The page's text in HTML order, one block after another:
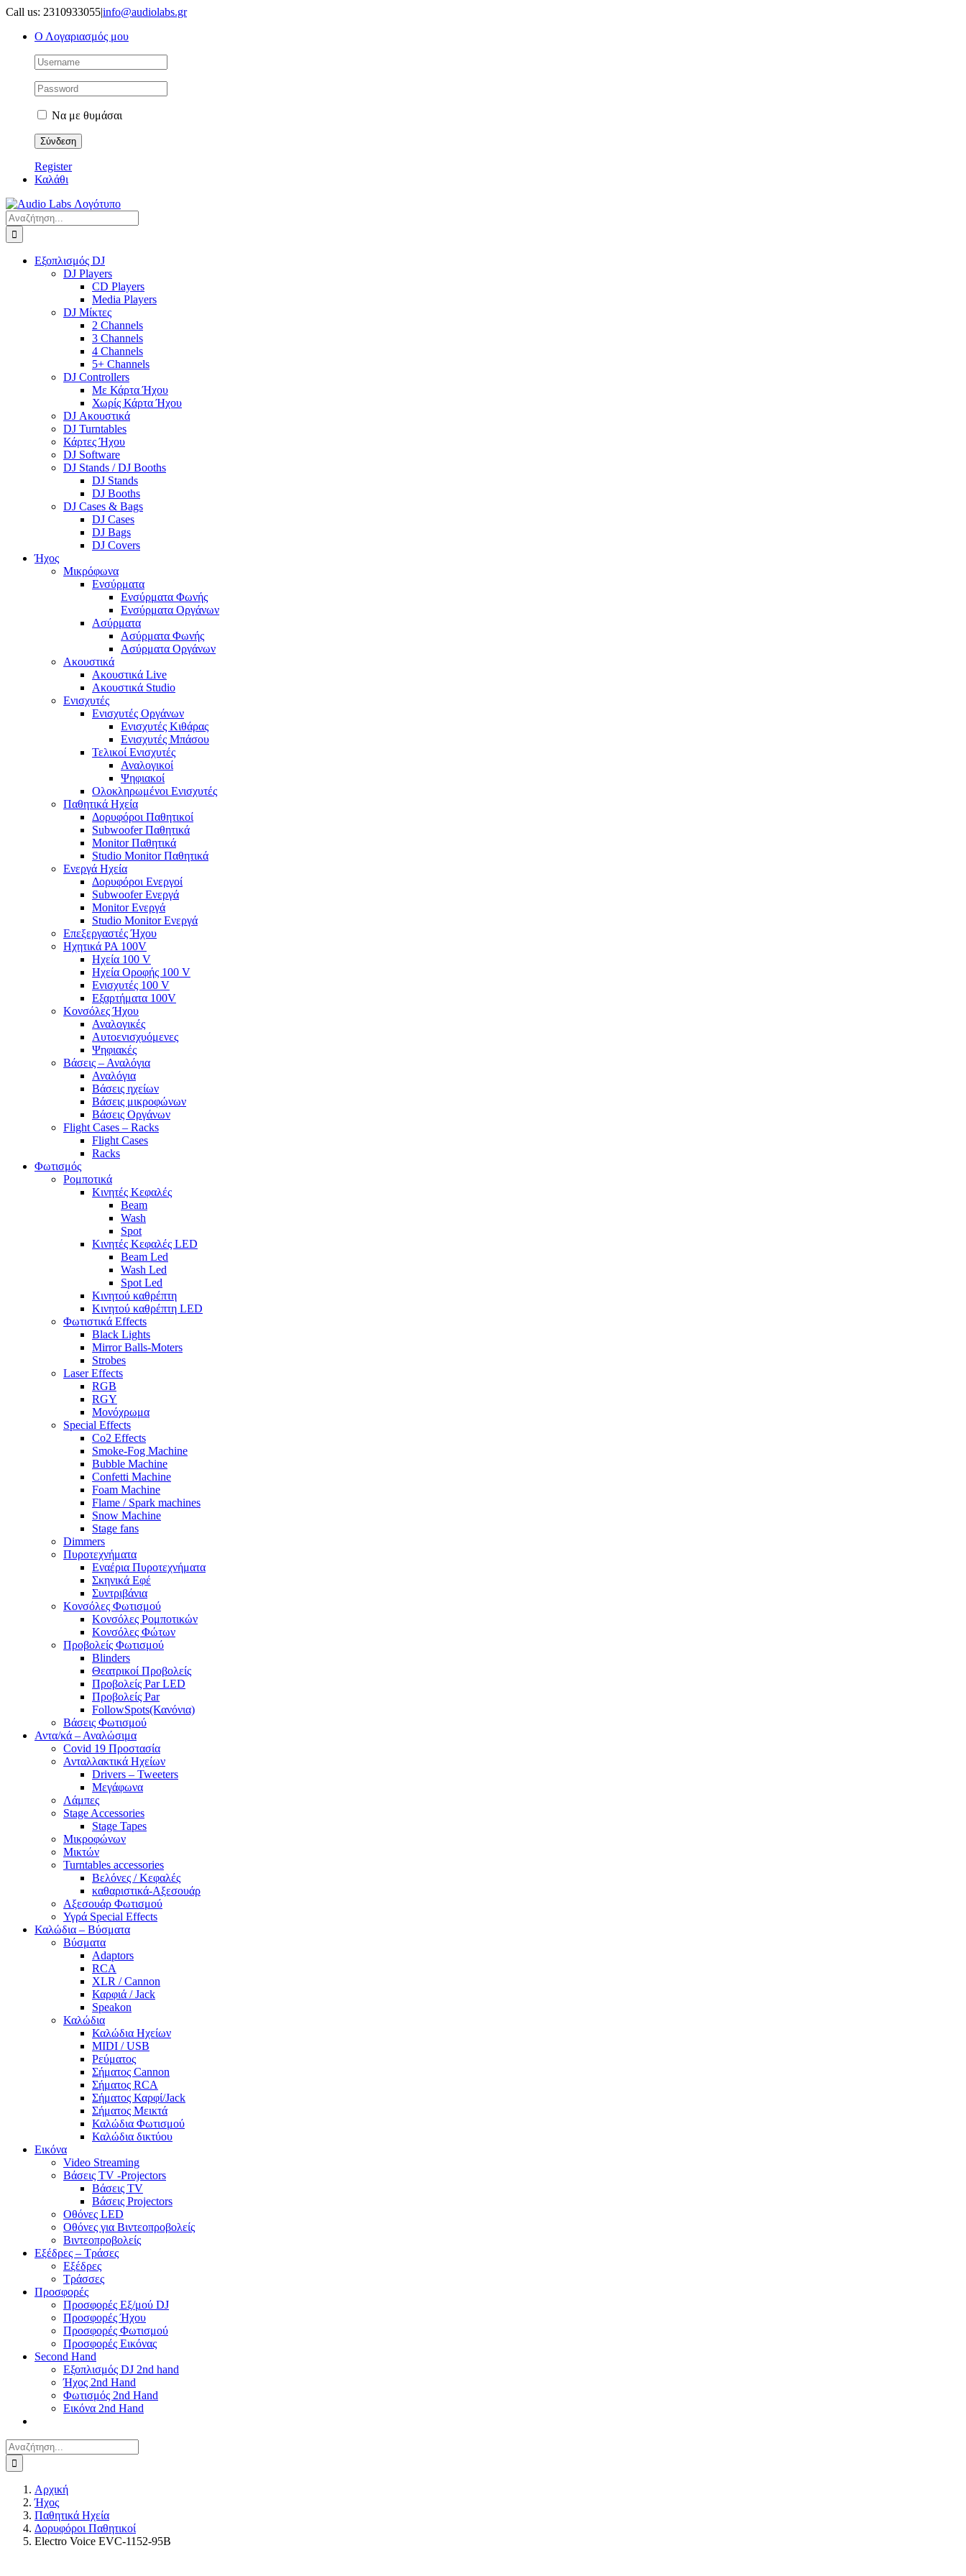
Μετάβαση
περιεχόμενο
Call us: 2310933055|info@audiolabs.gr
Ο Λογαριασμός μου
Να με θυμάσαι
Register
Καλάθι
Αναζήτηση
για:
Εξοπλισμός DJ
DJ Players
CD Players
Media Players
DJ Μίκτες
2 Channels
3 Channels
4 Channels
5+ Channels
DJ Controllers
Με Κάρτα Ήχου
Χωρίς Κάρτα Ήχου
DJ Ακουστικά
DJ Turntables
Κάρτες Ήχου
DJ Software
DJ Stands / DJ Booths
DJ Stands
DJ Booths
DJ Cases & Bags
DJ Cases
DJ Bags
DJ Covers
Ήχος
Μικρόφωνα
Ενσύρματα
Ενσύρματα Φωνής
Ενσύρματα Οργάνων
Ασύρματα
Ασύρματα Φωνής
Ασύρματα Οργάνων
Ακουστικά
Ακουστικά Live
Ακουστικά Studio
Ενισχυτές
Ενισχυτές Οργάνων
Ενισχυτές Κιθάρας
Ενισχυτές Μπάσου
Τελικοί Ενισχυτές
Αναλογικοί
Ψηφιακοί
Ολοκληρωμένοι Ενισχυτές
Παθητικά Ηχεία
Δορυφόροι Παθητικοί
Subwoofer Παθητικά
Monitor Παθητικά
Studio Monitor Παθητικά
Ενεργά Ηχεία
Δορυφόροι Ενεργοί
Subwoofer Ενεργά
Monitor Ενεργά
Studio Monitor Ενεργά
Επεξεργαστές Ήχου
Ηχητικά PA 100V
Ηχεία 100 V
Ηχεία Οροφής 100 V
Ενισχυτές 100 V
Εξαρτήματα 100V
Κονσόλες Ήχου
Αναλογικές
Αυτοενισχυόμενες
Ψηφιακές
Βάσεις – Αναλόγια
Αναλόγια
Βάσεις ηχείων
Βάσεις μικροφώνων
Βάσεις Οργάνων
Flight Cases – Racks
Flight Cases
Racks
Φωτισμός
Ρομποτικά
Κινητές Κεφαλές
Beam
Wash
Spot
Κινητές Κεφαλές LED
Beam Led
Wash Led
Spot Led
Κινητού καθρέπτη
Κινητού καθρέπτη LED
Φωτιστικά Effects
Black Lights
Mirror Balls-Moters
Strobes
Laser Effects
RGB
RGY
Μονόχρωμα
Special Effects
Co2 Effects
Smoke-Fog Machine
Bubble Machine
Confetti Machine
Foam Machine
Flame / Spark machines
Snow Machine
Stage fans
Dimmers
Πυροτεχνήματα
Εναέρια Πυροτεχνήματα
Σκηνικά Εφέ
Συντριβάνια
Κονσόλες Φωτισμού
Κονσόλες Ρομποτικών
Κονσόλες Φώτων
Προβολείς Φωτισμού
Blinders
Θεατρικοί Προβολείς
Προβολείς Par LED
Προβολείς Par
FollowSpots(Κανόνια)
Βάσεις Φωτισμού
Αντα/κά – Αναλώσιμα
Covid 19 Προστασία
Ανταλλακτικά Ηχείων
Drivers – Tweeters
Μεγάφωνα
Λάμπες
Stage Accessories
Stage Tapes
Μικροφώνων
Μικτών
Turntables accessories
Βελόνες / Κεφαλές
καθαριστικά-Αξεσουάρ
Αξεσουάρ Φωτισμού
Υγρά Special Effects
Καλώδια – Βύσματα
Βύσματα
Adaptors
RCA
XLR / Cannon
Καρφιά / Jack
Speakon
Καλώδια
Καλώδια Ηχείων
MIDI / USB
Ρεύματος
Σήματος Cannon
Σήματος RCA
Σήματος Καρφί/Jack
Σήματος Μεικτά
Καλώδια Φωτισμού
Καλώδια δικτύου
Εικόνα
Video Streaming
Βάσεις TV -Projectors
Βάσεις TV
Βάσεις Projectors
Οθόνες LED
Οθόνες για Βιντεοπροβολείς
Βιντεοπροβολείς
Εξέδρες – Τράσες
Εξέδρες
Τράσσες
Προσφορές
Προσφορές Εξ/μού DJ
Προσφορές Ήχου
Προσφορές Φωτισμού
Προσφορές Εικόνας
Second Hand
Εξοπλισμός DJ 2nd hand
Ήχος 2nd Hand
Φωτισμός 2nd Hand
Εικόνα 2nd Hand
Αναζήτηση
για:
Αρχική
Ήχος
Παθητικά Ηχεία
Δορυφόροι Παθητικοί
Electro Voice EVC-1152-95B